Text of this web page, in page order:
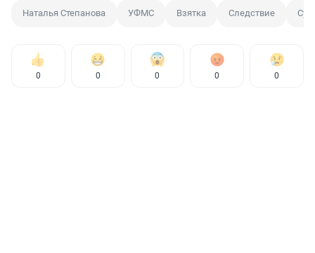
Наталья Степанова УФМС Взятка Следствие Суд
0 0 0 0 0